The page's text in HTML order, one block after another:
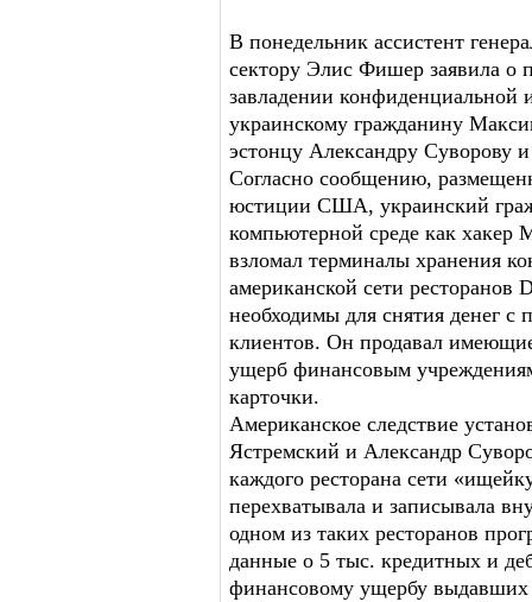
В понедельник ассистент
сектору Элис Фишер заявила о
завладении
украинскому гражданину
эстонцу Александру Суворову
Согласно сообщению,
юстиции США, украинский
компьютерной среде как хакер
взломал терминалы хранения
американской сети
необходимы для снятия денег с
клиентов. Он продавал
ущерб финансовым
карточки.
Американское следствие
Ястремский и Александр
каждого ресторана сети
перехватывала и записывала
одном из таких ресторанов
данные о 5 тыс. кредитных и
финансовому ущербу выдавших